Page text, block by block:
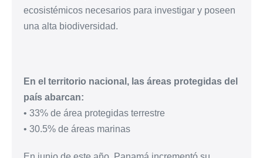
ecosistémicos necesarios para investigar y poseen
una alta biodiversidad.
En el territorio nacional, las áreas protegidas del
país abarcan:
• 33% de área protegidas terrestre
• 30.5% de áreas marinas